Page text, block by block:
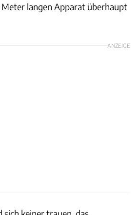
Meter langen Apparat überhaupt
ANZEIGE